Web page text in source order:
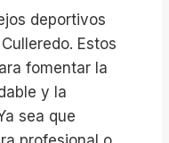
deportivos
Estos
fomentar la
y la
sea que